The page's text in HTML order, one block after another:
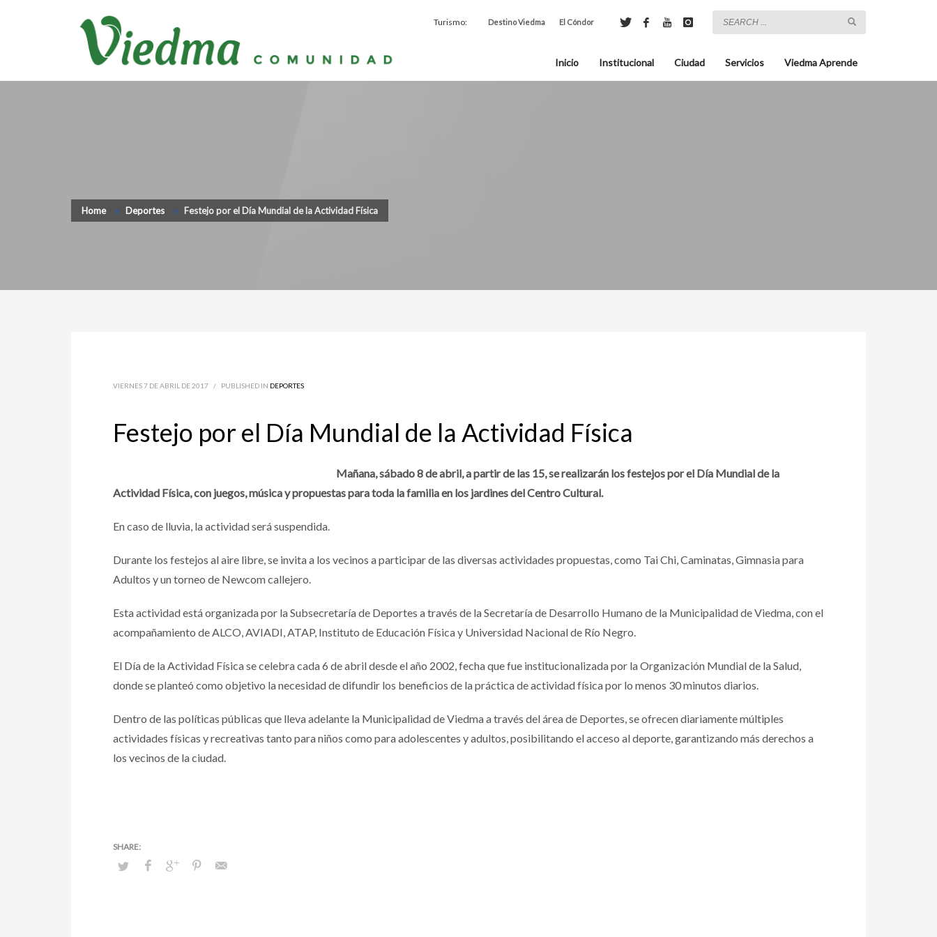
Turismo: Destino Viedma El Cóndor
Inicio Institucional Ciudad Servicios Viedma Aprende
Home Deportes Festejo por el Día Mundial de la Actividad Física
VIERNES 7 DE ABRIL DE 2017 / PUBLISHED IN DEPORTES
Festejo por el Día Mundial de la Actividad Física
Mañana, sábado 8 de abril, a partir de las 15, se realizarán los festejos por el Día Mundial de la
Actividad Física, con juegos, música y propuestas para toda la familia en los jardines del Centro Cultural.
En caso de lluvia, la actividad será suspendida.
Durante los festejos al aire libre, se invita a los vecinos a participar de las diversas actividades propuestas, como Tai Chi, Caminatas, Gimnasia para
Adultos y un torneo de Newcom callejero.
Esta actividad está organizada por la Subsecretaría de Deportes a través de la Secretaría de Desarrollo Humano de la Municipalidad de Viedma, con el
acompañamiento de ALCO, AVIADI, ATAP, Instituto de Educación Física y Universidad Nacional de Río Negro.
El Día de la Actividad Física se celebra cada 6 de abril desde el año 2002, fecha que fue institucionalizada por la Organización Mundial de la Salud,
donde se planteó como objetivo la necesidad de difundir los beneficios de la práctica de actividad física por lo menos 30 minutos diarios.
Dentro de las políticas públicas que lleva adelante la Municipalidad de Viedma a través del área de Deportes, se ofrecen diariamente múltiples
actividades físicas y recreativas tanto para niños como para adolescentes y adultos, posibilitando el acceso al deporte, garantizando más derechos a
los vecinos de la ciudad.